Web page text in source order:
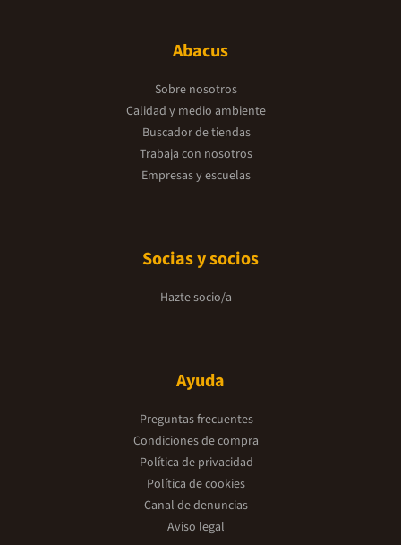
Abacus
Sobre nosotros
Calidad y medio ambiente
Buscador de tiendas
Trabaja con nosotros
Empresas y escuelas
Socias y socios
Hazte socio/a
Ayuda
Preguntas frecuentes
Condiciones de compra
Política de privacidad
Política de cookies
Canal de denuncias
Aviso legal